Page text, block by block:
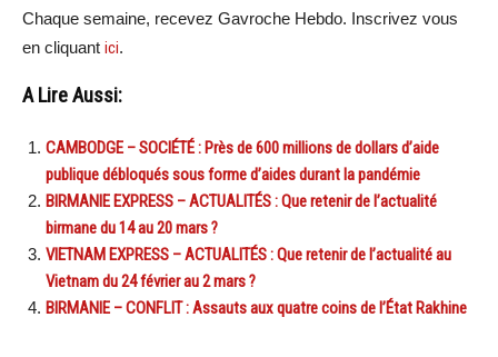
Chaque semaine, recevez Gavroche Hebdo. Inscrivez vous
en cliquant ici.
A Lire Aussi:
CAMBODGE – SOCIÉTÉ : Près de 600 millions de dollars d’aide
publique débloqués sous forme d’aides durant la pandémie
BIRMANIE EXPRESS – ACTUALITÉS : Que retenir de l’actualité
birmane du 14 au 20 mars ?
VIETNAM EXPRESS – ACTUALITÉS : Que retenir de l’actualité au
Vietnam du 24 février au 2 mars ?
BIRMANIE – CONFLIT : Assauts aux quatre coins de l’État Rakhine